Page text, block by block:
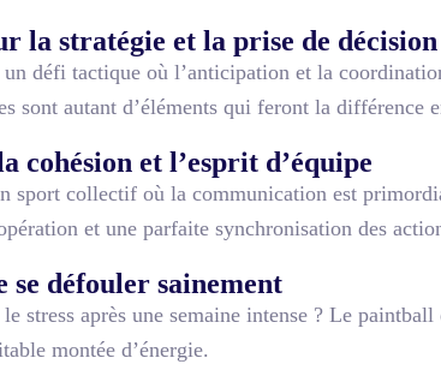
la stratégie et la prise de décision
défi tactique où l’anticipation et la
sont autant d’éléments qui feront la différence
cohésion et l’esprit d’équipe
sport collectif où la communication est
et une parfaite synchronisation des
se défouler sainement
le stress après une semaine intense ? Le
montée d’énergie.